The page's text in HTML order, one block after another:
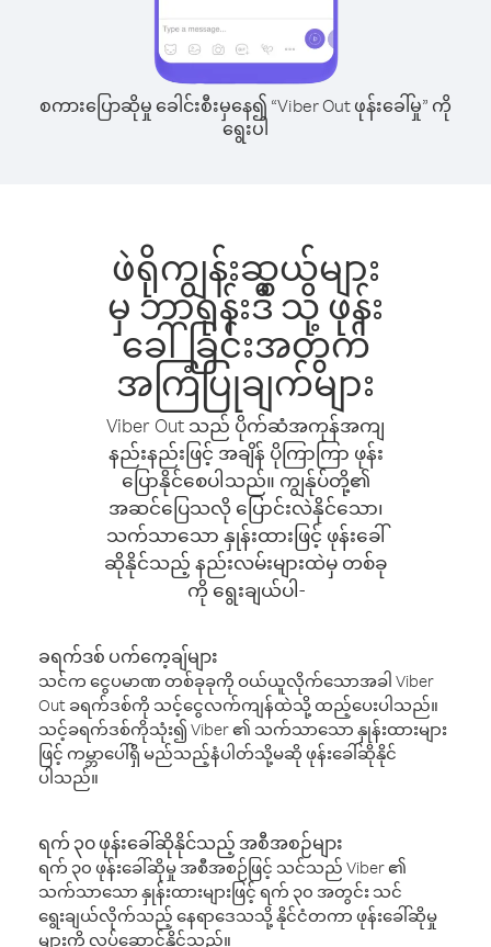
စကားပြောဆိုမှု ခေါင်းစီးမှနေ၍ “Viber Out ဖုန်းခေါ်မှု” ကို
ရွေးပါ
ဖဲရိုကျွန်းဆွယ်များ
မှ ဘာရုန်းဒီ သို့ ဖုန်း
ခေါ်ခြင်းအတွက်
အကြံပြုချက်များ
Viber Out သည် ပိုက်ဆံအကုန်အကျ
နည်းနည်းဖြင့် အချိန် ပိုကြာကြာ ဖုန်း
ပြောနိုင်စေပါသည်။ ကျွန်ုပ်တို့၏
အဆင်ပြေသလို ပြောင်းလဲနိုင်သော၊
သက်သာသော နှုန်းထားဖြင့် ဖုန်းခေါ်
ဆိုနိုင်သည့် နည်းလမ်းများထဲမှ တစ်ခု
ကို ရွေးချယ်ပါ-
ခရက်ဒစ် ပက်ကေ့ချ်များ
သင်က ငွေပမာဏ တစ်ခုခုကို ဝယ်ယူလိုက်သောအခါ Viber
Out ခရက်ဒစ်ကို သင့်ငွေလက်ကျန်ထဲသို့ ထည့်ပေးပါသည်။
သင့်ခရက်ဒစ်ကိုသုံး၍ Viber ၏ သက်သာသော နှုန်းထားများ
ဖြင့် ကမ္ဘာပေါ်ရှိ မည်သည့်နံပါတ်သို့မဆို ဖုန်းခေါ်ဆိုနိုင်
ပါသည်။
ရက် ၃၀ ဖုန်းခေါ်ဆိုနိုင်သည့် အစီအစဉ်များ
ရက် ၃၀ ဖုန်းခေါ်ဆိုမှု အစီအစဉ်ဖြင့် သင်သည် Viber ၏
သက်သာသော နှုန်းထားများဖြင့် ရက် ၃၀ အတွင်း သင်
ရွေးချယ်လိုက်သည့် နေရာဒေသသို့ နိုင်ငံတကာ ဖုန်းခေါ်ဆိုမှု
များကို လုပ်ဆောင်နိုင်သည်။